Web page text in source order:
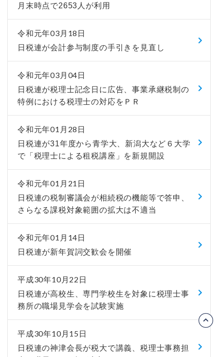
月末時点で2653人が利用
令和元年03月18日
日税連が会計参与制度の手引きを見直し
令和元年03月04日
日税連が税理士記念日に広告、事業承継税制の
特例における税理士の対応をＰＲ
令和元年01月28日
日税連が31年度から青学大、新潟大など６大学
で「税理士による租税講座」を新規開設
令和元年01月21日
日税連の税制審議会が相続税の機能等で答申、
さらなる課税対象範囲の拡大は不適当
令和元年01月14日
日税連が新年賀詞交歓会を開催
平成30年10月22日
日税連が高校生、専門学校生を対象に税理士事
務所の職場見学会を試験実施
平成30年10月15日
日税連の神津会長が税大で講義、税理士事務担